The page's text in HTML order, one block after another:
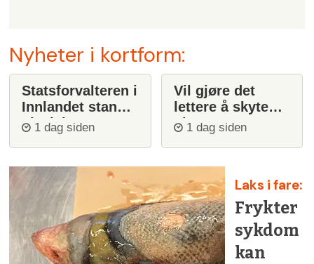
Nyheter i kortform:
Statsforvalteren i
Innlandet stanser
ulvejakt
1 dag siden
Vil gjøre det
lettere å skyte
ulv1 dag siden
Laks i fare:
Frykter
sykdom
kan